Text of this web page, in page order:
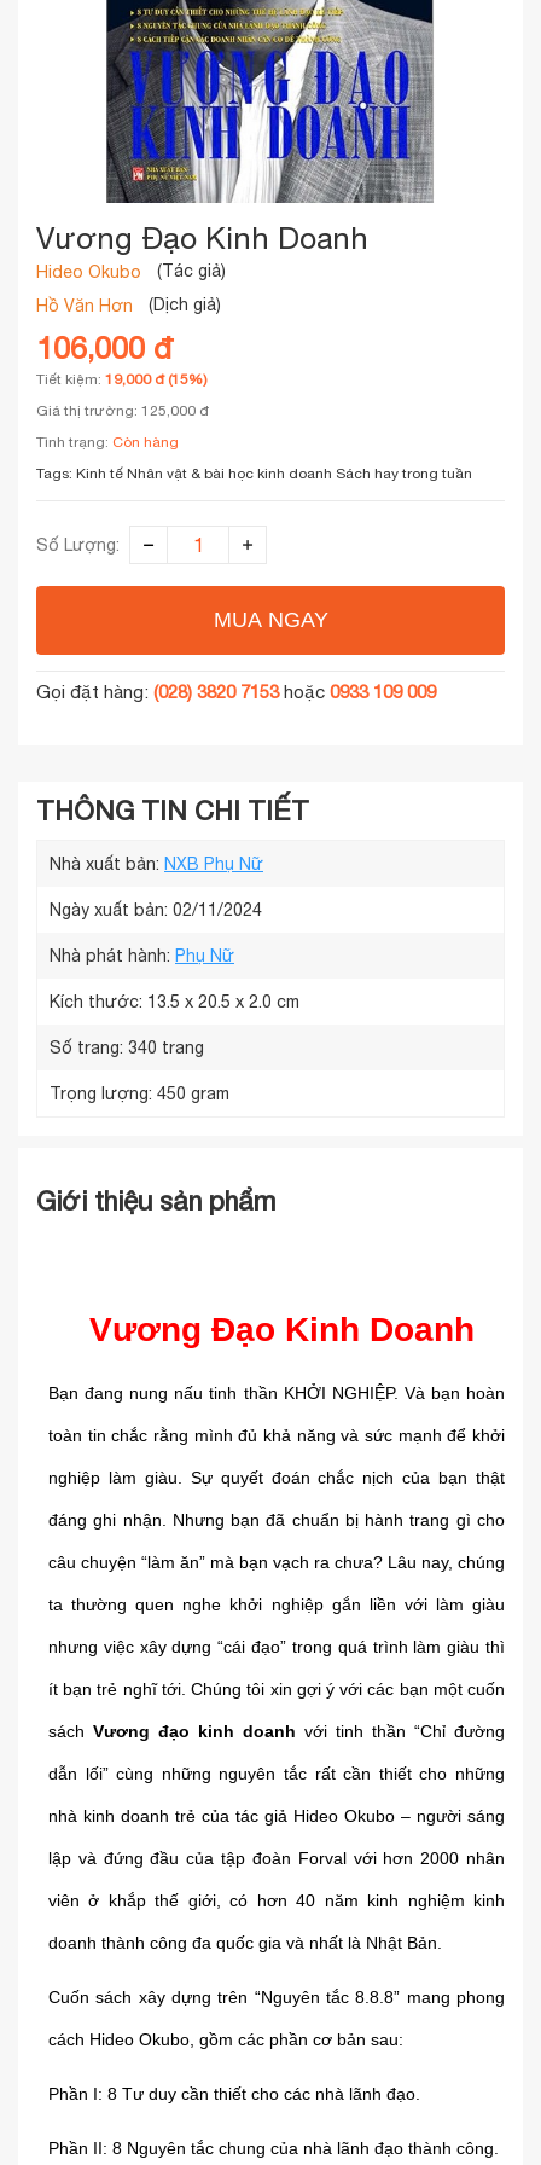
Vương Đạo Kinh Doanh
Hideo Okubo
(Tác giả)
Hồ Văn Hơn
(Dịch giả)
106,000 đ
Tiết kiệm: 19,000 đ (15%)
Giá thị trường: 125,000 đ
Tình trạng: Còn hàng
Tags: Kinh tế Nhân vật & bài học kinh doanh Sách hay trong tuần
Số Lượng:
MUA NGAY
Gọi đặt hàng: (028) 3820 7153hoặc 0933 109 009
THÔNG TIN CHI TIẾT
Nhà xuất bản: NXB Phụ Nữ
Ngày xuất bản: 02/11/2024
Nhà phát hành: Phụ Nữ
Kích thước: 13.5 x 20.5 x 2.0 cm
Số trang: 340 trang
Trọng lượng: 450 gram
Giới thiệu sản phẩm
Vương Đạo Kinh Doanh
Bạn đang nung nấu tinh thần KHỞI NGHIỆP. Và bạn hoàn
toàn tin chắc rằng mình đủ khả năng và sức mạnh để khởi
nghiệp làm giàu. Sự quyết đoán chắc nịch của bạn thật
đáng ghi nhận. Nhưng bạn đã chuẩn bị hành trang gì cho
câu chuyện “làm ăn” mà bạn vạch ra chưa? Lâu nay, chúng
ta thường quen nghe khởi nghiệp gắn liền với làm giàu
nhưng việc xây dựng “cái đạo” trong quá trình làm giàu thì
ít bạn trẻ nghĩ tới. Chúng tôi xin gợi ý với các bạn một cuốn
sách Vương đạo kinh doanh với tinh thần “Chỉ đường
dẫn lối” cùng những nguyên tắc rất cần thiết cho những
nhà kinh doanh trẻ của tác giả Hideo Okubo – người sáng
lập và đứng đầu của tập đoàn Forval với hơn 2000 nhân
viên ở khắp thế giới, có hơn 40 năm kinh nghiệm kinh
doanh thành công đa quốc gia và nhất là Nhật Bản.
Cuốn sách xây dựng trên “Nguyên tắc 8.8.8” mang phong
cách Hideo Okubo, gồm các phần cơ bản sau:
Phần I: 8 Tư duy cần thiết cho các nhà lãnh đạo.
Phần II: 8 Nguyên tắc chung của nhà lãnh đạo thành công.